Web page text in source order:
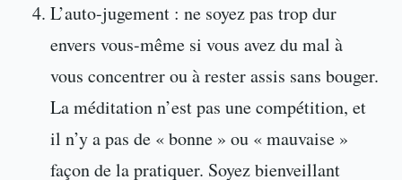
L’auto-jugement : ne soyez pas trop dur
envers vous-même si vous avez du mal à
vous concentrer ou à rester assis sans bouger.
La méditation n’est pas une compétition, et
il n’y a pas de « bonne » ou « mauvaise »
façon de la pratiquer. Soyez bienveillant